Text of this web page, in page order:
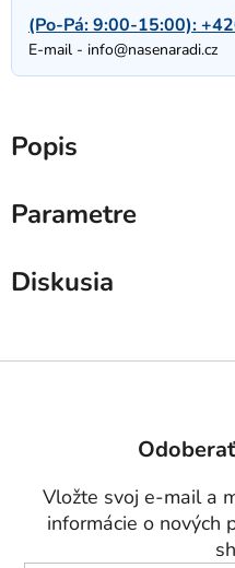
(Po-Pá: 9:00-15:00):
E-mail - info@nasenaradi.cz
Popis
Parametre
Diskusia
Vložte svoj e-mail a
informácie o nových